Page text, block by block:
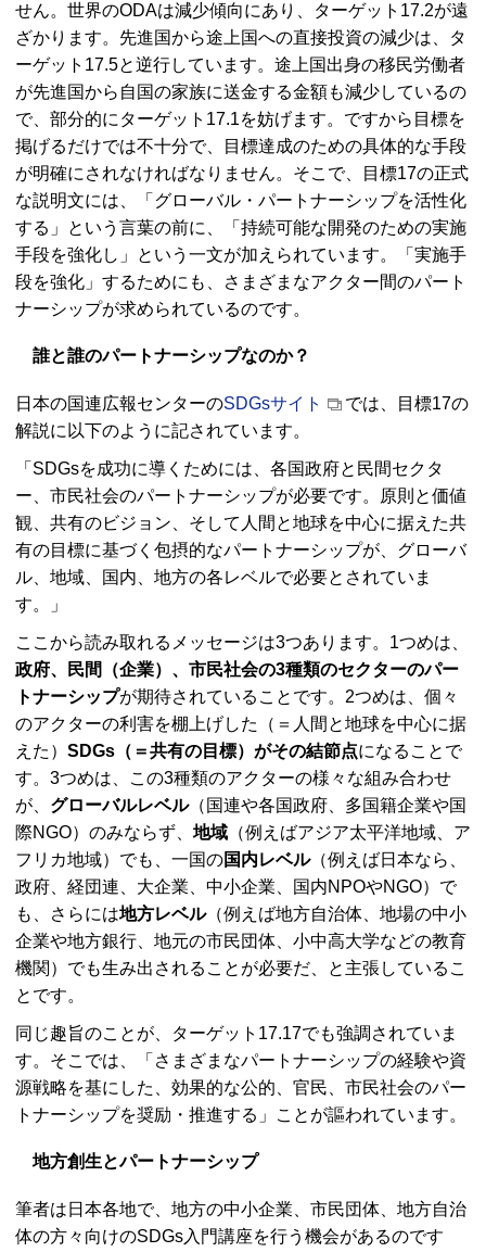
せん。世界のODAは減少傾向にあり、ターゲット17.2が遠
ざかります。先進国から途上国への直接投資の減少は、タ
ーゲット17.5と逆行しています。途上国出身の移民労働者
が先進国から自国の家族に送金する金額も減少しているの
で、部分的にターゲット17.1を妨げます。ですから目標を
掲げるだけでは不十分で、目標達成のための具体的な手段
が明確にされなければなりません。そこで、目標17の正式
な説明文には、「グローバル・パートナーシップを活性化
する」という言葉の前に、「持続可能な開発のための実施
手段を強化し」という一文が加えられています。「実施手
段を強化」するためにも、さまざまなアクター間のパート
ナーシップが求められているのです。
誰と誰のパートナーシップなのか？
日本の国連広報センターのSDGsサイト
では、目標17の
解説に以下のように記されています。
「SDGsを成功に導くためには、各国政府と民間セクタ
ー、市民社会のパートナーシップが必要です。原則と価値
観、共有のビジョン、そして人間と地球を中心に据えた共
有の目標に基づく包摂的なパートナーシップが、グローバ
ル、地域、国内、地方の各レベルで必要とされていま
す。」
ここから読み取れるメッセージは3つあります。1つめは、
政府、民間（企業）、市民社会の3種類のセクターのパー
トナーシップが期待されていることです。2つめは、個々
のアクターの利害を棚上げした（＝人間と地球を中心に据
えた） SDGs（＝共有の目標）がその結節点になることで
す。3つめは、この3種類のアクターの様々な組み合わせ
が、 グローバルレベル（国連や各国政府、多国籍企業や国
際NGO）のみならず、 地域 （例えばアジア太平洋地域、ア
フリカ地域）でも、一国の国内レベル（例えば日本なら、
政府、経団連、大企業、中小企業、国内NPOやNGO）で
も、さらには地方レベル（例えば地方自治体、地場の中小
企業や地方銀行、地元の市民団体、小中高大学などの教育
機関）でも生み出されることが必要だ、と主張しているこ
とです。
同じ趣旨のことが、ターゲット17.17でも強調されていま
す。そこでは、「さまざまなパートナーシップの経験や資
源戦略を基にした、効果的な公的、官民、市民社会のパー
トナーシップを奨励・推進する」ことが謳われています。
地方創生とパートナーシップ
筆者は日本各地で、地方の中小企業、市民団体、地方自治
体の方々向けのSDGs入門講座を行う機会があるのです